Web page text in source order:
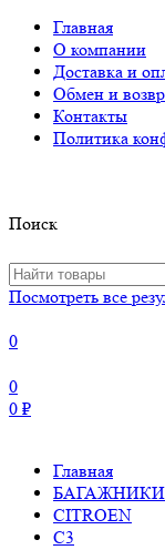
Главная
О компании
Доставка и
Обмен и
Контакты
Политика
Поиск
Посмотреть все
0
0
0 ₽
Главная
CITROEN
C3